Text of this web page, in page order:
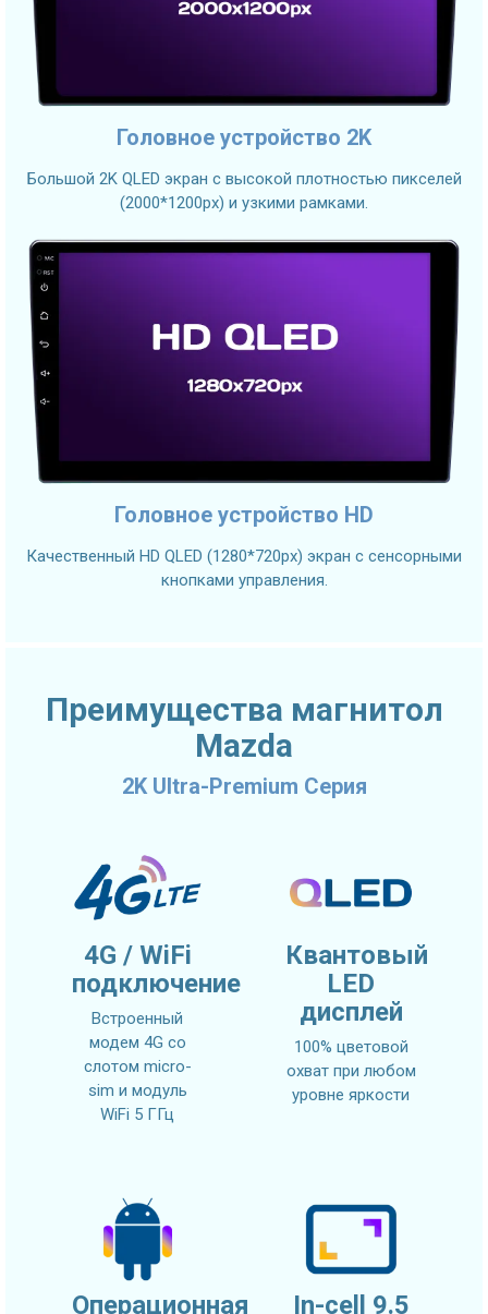
Головное устройство 2K
Большой 2K QLED экран с высокой плотностью пикселей
(2000*1200px) и узкими рамками.
Головное устройство HD
Качественный HD QLED (1280*720px) экран с сенсорными
кнопками управления.
Преимущества магнитол
Mazda
2K Ultra-Premium Серия
4G / WiFi
подключение
Встроенный
модем 4G со
слотом micro-
sim и модуль
WiFi 5 ГГц
Квантовый
LED
дисплей
100% цветовой
охват при любом
уровне яркости
Операционная In-cell 9.5